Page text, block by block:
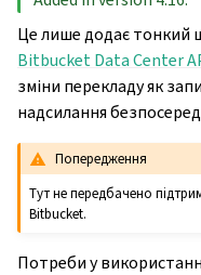
Це лише додає тонкий
Bitbucket Data Center
зміни перекладу як
надсилання
Попередження
Тут не передбачено
Bitbucket.
Потреби у